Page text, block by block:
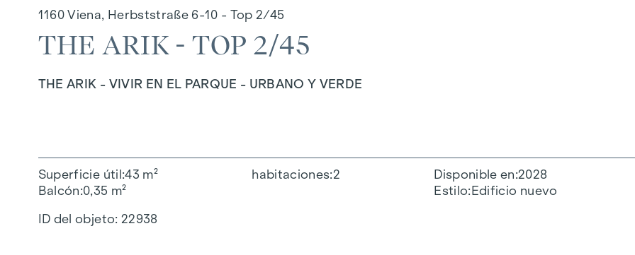
1160 Viena, Herbststraße 6-10 - Top 2/45
THE ARIK - TOP 2/45
THE ARIK - VIVIR EN EL PARQUE - URBANO Y VERDE
Superficie útil 43 m²
Balcón 0,35 m²
habitaciones 2 Disponible en 2028
Estilo Edificio nuevo
ID del objeto: 22938